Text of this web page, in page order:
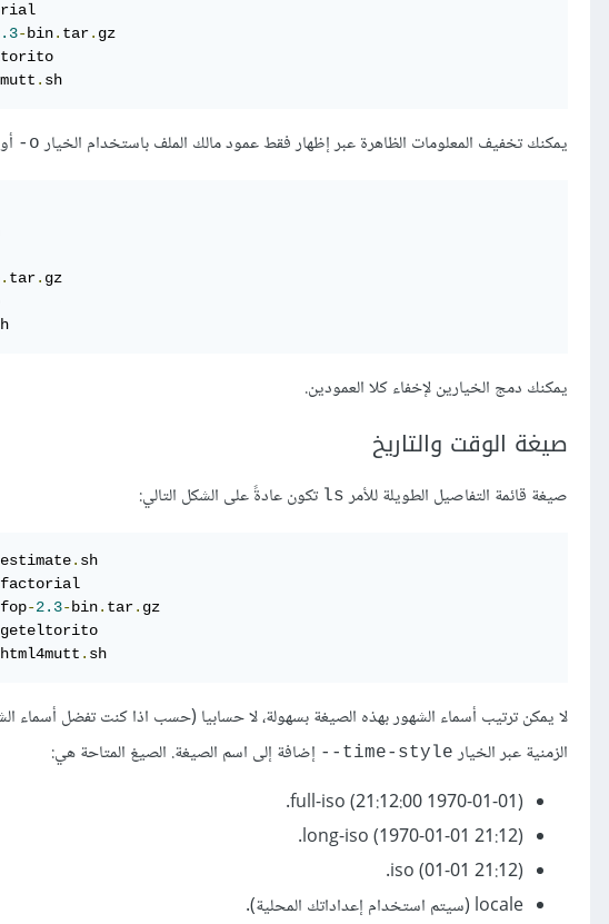
-bin. tar.
. sh
يمكنك تخفيف المعلومات الظاهرة عبر إظهار فقط عمود مالك الملف باستخدام الخيار o-
. tar.
يمكنك دمج الخيارين لإخفاء كلا العمودين.
صيغة الوقت والتاريخ
صيغة قائمة التفاصيل الطويلة للأمر ls تكون عادةً على الشكل التالي:
estimate.
fop-2.3-bin. tar.
html4mutt . sh
لا يمكن ترتيب أسماء الشهور بهذه الصيغة بسهولة، لا حسابيا (حسب اذا كنت تفضل أسماء
الزمنية عبر الخيار time-style--
إضافة إلى اسم الصيغة. الصيغ المتاحة هي:
(1970-01-01 21:12:00) full-iso.
long-iso (1970-01-01 21:12).
iso (01-01 21:12).
locale (سيتم استخدام إعداداتك المحلية).